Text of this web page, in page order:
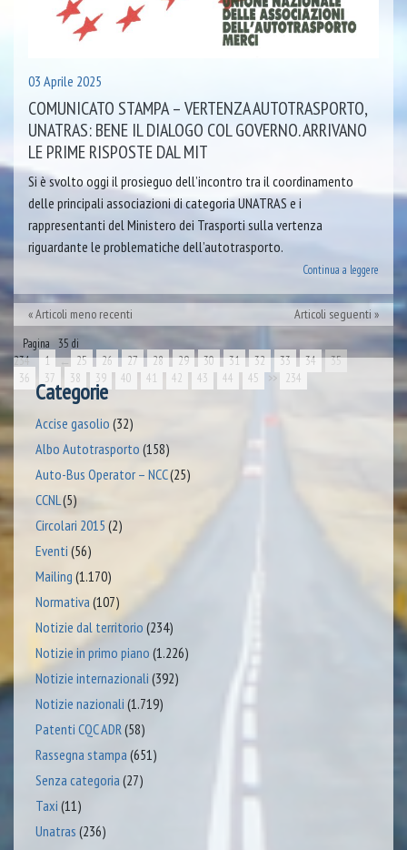
03 Aprile 2025
COMUNICATO STAMPA – VERTENZA AUTOTRASPORTO,
UNATRAS: BENE IL DIALOGO COL GOVERNO. ARRIVANO
LE PRIME RISPOSTE DAL MIT
Si è svolto oggi il prosieguo dell’incontro tra il coordinamento
delle principali associazioni di categoria UNATRAS e i
rappresentanti del Ministero dei Trasporti sulla vertenza
riguardante le problematiche dell’autotrasporto.
Continua a leggere
Articoli meno recenti Articoli seguenti
Pagina 35 di
234
1 ← 25 26 27 28 29 30 31 32 33 34
35
36
37 38 39 40 41 42 43 44 45 >> 234
Categorie
Accise gasolio (32)
Albo Autotrasporto (158)
Auto-Bus Operator – NCC(25)
CCNL (5)
Circolari 2015 (2)
Eventi (56)
Mailing (1.170)
Normativa (107)
Notizie dal territorio (234)
Notizie in primo piano (1.226)
Notizie internazionali (392)
Notizie nazionali (1.719)
Patenti CQC ADR (58)
Rassegna stampa (651)
Senza categoria (27)
Taxi (11)
Unatras (236)